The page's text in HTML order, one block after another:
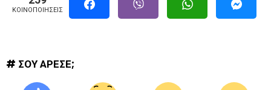
ΚΟΙΝΟΠΟΙΉΣΕΙΣ
# ΣΟΥ ΑΡΕΣΕ;